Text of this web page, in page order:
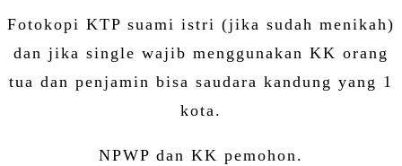
Fotokopi KTP suami istri (jika sudah menikah)
dan jika single wajib menggunakan KK orang
tua dan penjamin bisa saudara kandung yang 1
kota.
NPWP dan KK pemohon.